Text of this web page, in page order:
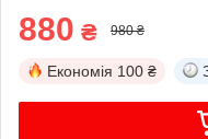
880 ₴ 980 ₴
Економія 100 ₴